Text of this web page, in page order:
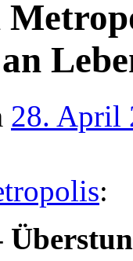
28. April
: